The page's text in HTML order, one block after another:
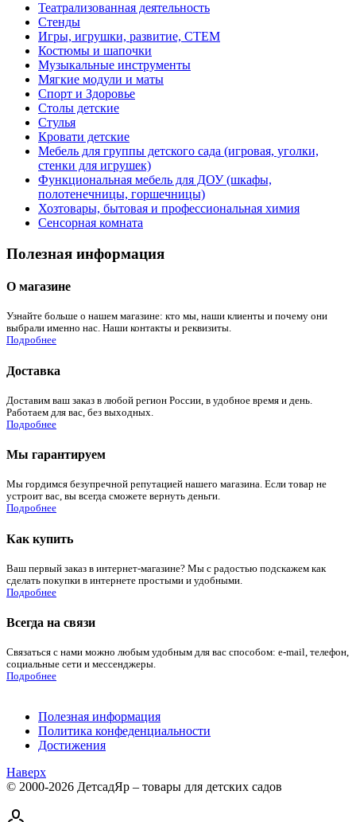
Театрализованная деятельность
Стенды
Игры, игрушки, развитие, СТЕМ
Костюмы и шапочки
Музыкальные инструменты
Мягкие модули и маты
Спорт и Здоровье
Столы детские
Стулья
Кровати детские
Мебель для группы детского сада (игровая, уголки,
стенки для игрушек)
Функциональная мебель для ДОУ (шкафы,
полотенечницы, горшечницы)
Хозтовары, бытовая и профессиональная химия
Сенсорная комната
Полезная информация
О магазине
Узнайте больше о нашем магазине: кто мы, наши клиенты и почему они
выбрали именно нас. Наши контакты и реквизиты.
Подробнее
Доставка
Доставим ваш заказ в любой регион России, в удобное время и день.
Работаем для вас, без выходных.
Подробнее
Мы гарантируем
Мы гордимся безупречной репутацией нашего магазина. Если товар не
устроит вас, вы всегда сможете вернуть деньги.
Подробнее
Как купить
Ваш первый заказ в интернет-магазине? Мы с радостью подскажем как
сделать покупки в интернете простыми и удобными.
Подробнее
Всегда на связи
Связаться с нами можно любым удобным для вас способом: e-mail, телефон,
социальные сети и мессенджеры.
Подробнее
Полезная информация
Политика конфеденциальности
Достижения
Наверх
© 2000-2026 ДетсадЯр – товары для детских садов